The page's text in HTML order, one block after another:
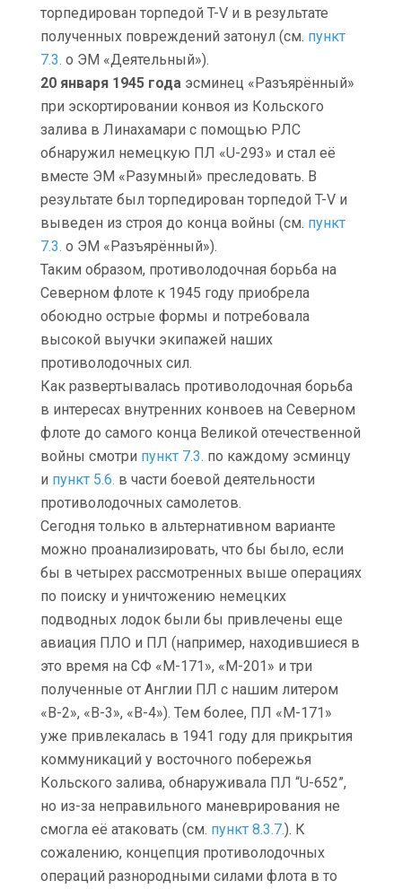
торпедирован торпедой T-V и в результате
полученных повреждений затонул (см. пункт
7.3. о ЭМ «Деятельный»).
20 января 1945 года эсминец «Разъярённый»
при эскортировании конвоя из Кольского
залива в Линахамари с помощью РЛС
обнаружил немецкую ПЛ «U-293» и стал её
вместе ЭМ «Разумный» преследовать. В
результате был торпедирован торпедой T-V и
выведен из строя до конца войны (см. пункт
7.3. о ЭМ «Разъярённый»).
Таким образом, противолодочная борьба на
Северном флоте к 1945 году приобрела
обоюдно острые формы и потребовала
высокой выучки экипажей наших
противолодочных сил.
Как развертывалась противолодочная борьба
в интересах внутренних конвоев на Северном
флоте до самого конца Великой отечественной
войны смотри пункт 7.3. по каждому эсминцу
и пункт 5.6. в части боевой деятельности
противолодочных самолетов.
Сегодня только в альтернативном варианте
можно проанализировать, что бы было, если
бы в четырех рассмотренных выше операциях
по поиску и уничтожению немецких
подводных лодок были бы привлечены еще
авиация ПЛО и ПЛ (например, находившиеся в
это время на СФ «М-171», «М-201» и три
полученные от Англии ПЛ с нашим литером
«В-2», «В-3», «В-4»). Тем более, ПЛ «М-171»
уже привлекалась в 1941 году для прикрытия
коммуникаций у восточного побережья
Кольского залива, обнаруживала ПЛ “U-652”,
но из-за неправильного маневрирования не
смогла её атаковать (см. пункт 8.3.7.). К
сожалению, концепция противолодочных
операций разнородными силами флота в то